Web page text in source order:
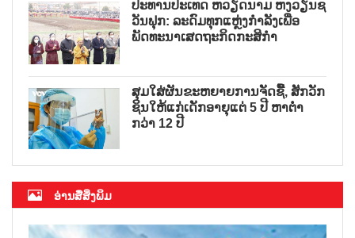
ປະທານປະເທດ ຫວຽດນາມ ຫງວຽນຊ
ວັນຟຸກ: ລະດົມທຸກແຫຼ່ງກຳລັງເພື່ອ
ພັດທະນາເສດຖະກິດກະສິກຳ
ສຸມໃສ່ຜັນຂະຫຍາຍການຈັດຊື້, ສັກວັກ
ຊິນໃຫ້ແກ່ເດັກອາຍຸແຕ່ 5 ປີ ຫາຕ່ຳ
ກວ່າ 12 ປີ
ອ່ານສື່ສິ່ງພິມ